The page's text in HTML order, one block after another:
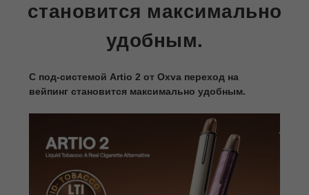
становится максимально
удобным.
С под-системой Artio 2 от Oxva переход на
вейпинг становится максимально удобным.